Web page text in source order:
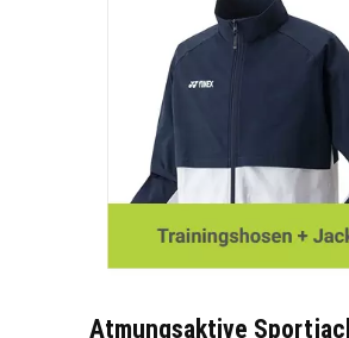
Atmungsaktive